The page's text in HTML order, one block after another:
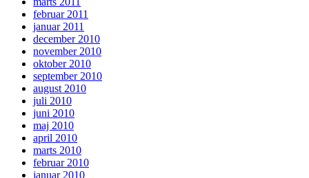
februar 2011
januar 2011
december 2010
november 2010
oktober 2010
september 2010
august 2010
juli 2010
juni 2010
maj 2010
april 2010
marts 2010
februar 2010
januar 2010